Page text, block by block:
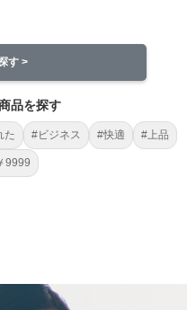
す >
品を探す
た #ビジネス #快適 #上品
9999